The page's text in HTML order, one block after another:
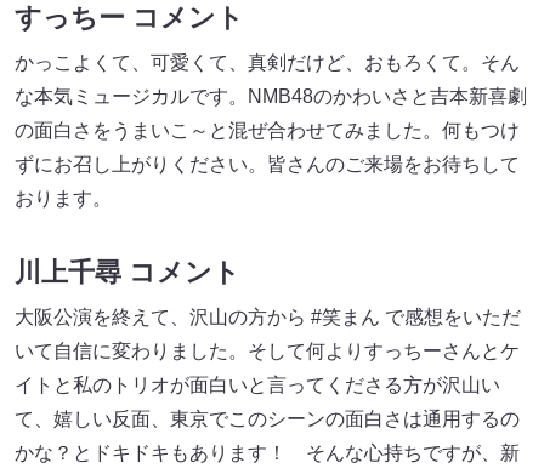
すっちー コメント
かっこよくて、可愛くて、真剣だけど、おもろくて。そん
な本気ミュージカルです。NMB48のかわいさと吉本新喜劇
の面白さをうまいこ～と混ぜ合わせてみました。何もつけ
ずにお召し上がりください。皆さんのご来場をお待ちして
おります。
川上千尋 コメント
大阪公演を終えて、沢山の方から #笑まん で感想をいただ
いて自信に変わりました。そして何よりすっちーさんとケ
イトと私のトリオが面白いと言ってくださる方が沢山い
て、嬉しい反面、東京でこのシーンの面白さは通用するの
かな？とドキドキもあります！ そんな心持ちですが、新